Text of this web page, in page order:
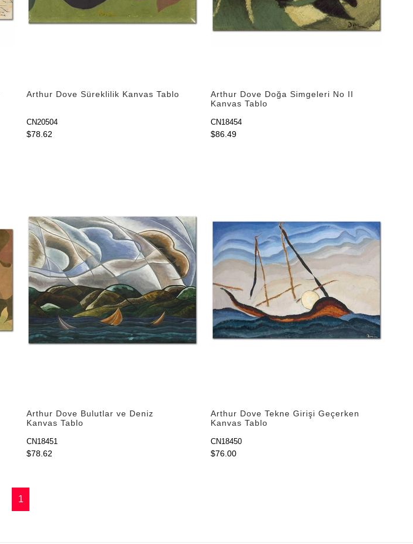
Arthur Dove Süreklilik Kanvas Tablo
CN20504
$78.62
Arthur Dove Doğa Simgeleri No II
Kanvas Tablo
CN18454
$86.49
Arthur Dove Bulutlar ve Deniz
Kanvas Tablo
CN18451
$78.62
Arthur Dove Tekne Girişi Geçerken
Kanvas Tablo
CN18450
$76.00
1